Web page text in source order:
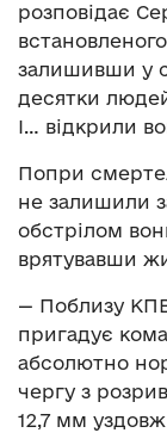
розповідає
залишивши у
десятки
І… відкрили
Попри
не залишили
обстрілом
врятувавши
— Поблизу
пригадує
абсолютно
чергу з
12,7 мм уздовж